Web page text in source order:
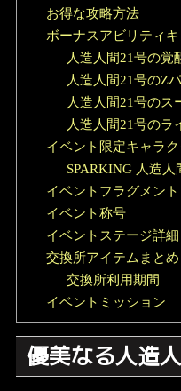
お得な攻略方法
ボーナスアビリティキ
人造人間21号の覚
人造人間21号のZ
人造人間21号のス
人造人間21号のラ
イベント限定キャラ
SPARKING 人造人
イベントフラグメント
イベント称号
イベントステージ詳細
交換所アイテムまとめ
交換所利用期間
イベントミッション
優美なる人造